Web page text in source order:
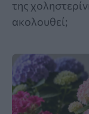
της
ακολουθεί;